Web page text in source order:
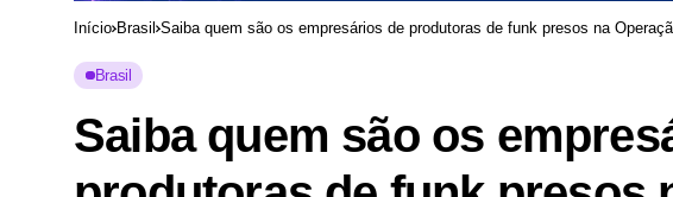
Início Brasil Saiba quem são os empresários de produtoras de funk presos na
Brasil
Saiba quem são os